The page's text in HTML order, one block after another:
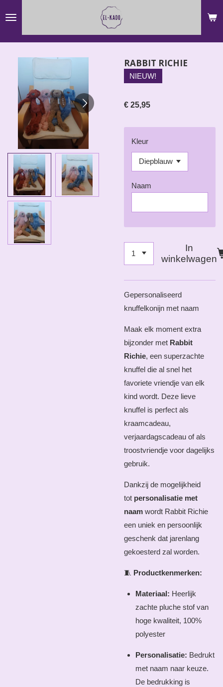
RABBIT RICHIE
NIEUW!
€ 25,95
Kleur
Naam
In
winkelwagen
Gepersonaliseerd
knuffelkonijn met naam
Maak elk moment extra
bijzonder met Rabbit
Richie, een superzachte
knuffel die al snel het
favoriete vriendje van elk
kind wordt. Deze lieve
knuffel is perfect als
kraamcadeau,
verjaardagscadeau of als
troostvriendje voor dagelijks
gebruik.
Dankzij de mogelijkheid
tot personalisatie met
naam wordt Rabbit Richie
een uniek en persoonlijk
geschenk dat jarenlang
gekoesterd zal worden.
🧵 Productkenmerken:
Materiaal: Heerlijk
zachte pluche stof van
hoge kwaliteit, 100%
polyester
Personalisatie: Bedrukt
met naam naar keuze.
De bedrukking is